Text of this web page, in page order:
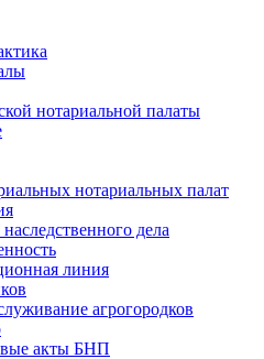
нотариальной палаты
нотариальных палат
дела
линия
агрогородков
акты БНП